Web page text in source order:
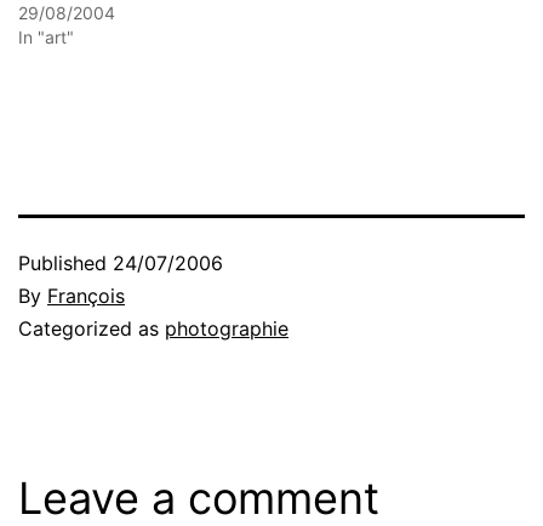
29/08/2004
In "art"
Published 24/07/2006
By François
Categorized as photographie
Leave a comment